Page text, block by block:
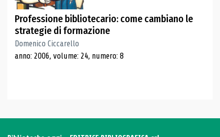
Professione bibliotecario: come cambiano le
strategie di formazione
Domenico Ciccarello
anno: 2006, volume: 24, numero: 8